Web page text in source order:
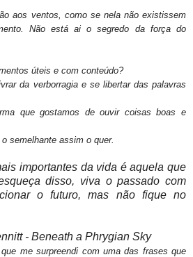
aos ventos, como se nela não existissem
Não está ai o segredo da força do
úteis e com conteúdo?
da verborragia e se libertar das palavras
que gostamos de ouvir coisas boas e
semelhante assim o quer.
importantes da vida é aquela que
disso, viva o passado com
o futuro, mas não fique no
- Beneath a Phrygian Sky
me surpreendi com uma das frases que